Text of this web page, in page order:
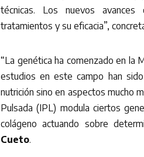
técnicas. Los nuevos
tratamientos y su eficacia”,
“La genética ha comenzado en la
estudios en este campo han
nutrición sino en aspectos mucho
Pulsada (IPL) modula ciertos
colágeno actuando sobre
Cueto.